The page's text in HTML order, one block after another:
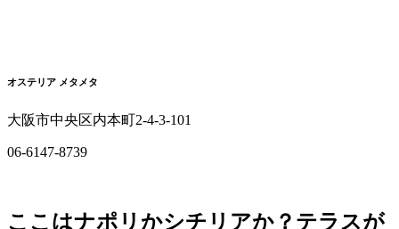
オステリア メタメタ
大阪市中央区内本町2-4-3-101
06-6147-8739
ここはナポリかシチリアか？テラスが